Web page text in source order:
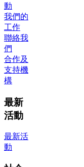
動
我們的
工作
聯絡我
們
合作及
支持機
構
最新
活動
最新活
動